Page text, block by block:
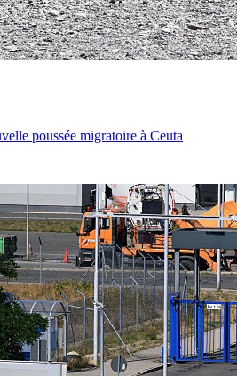
poussée migratoire à Ceuta